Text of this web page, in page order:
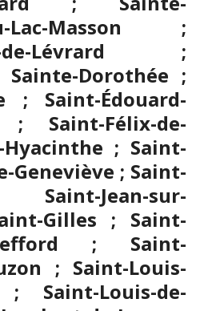
Lac-Masson ;
de-Lévrard ;
Dorothée ;
; Saint-Édouard-
; Saint-Félix-de-
; Saint-
Geneviève ; Saint-
; Saint-Jean-sur-
Gilles ; Saint-
; Saint-
; Saint-Louis-
; Saint-Louis-de-